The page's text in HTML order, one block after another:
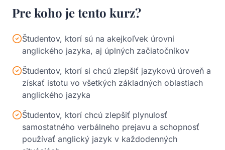
Pre koho je tento kurz?
Študentov, ktorí sú na akejkoľvek úrovni
anglického jazyka, aj úplných začiatočníkov
Študentov, ktorí si chcú zlepšiť jazykovú úroveň a
získať istotu vo všetkých základných oblastiach
anglického jazyka
Študentov, ktorí chcú zlepšiť plynulosť
samostatného verbálneho prejavu a schopnosť
používať anglický jazyk v každodenných